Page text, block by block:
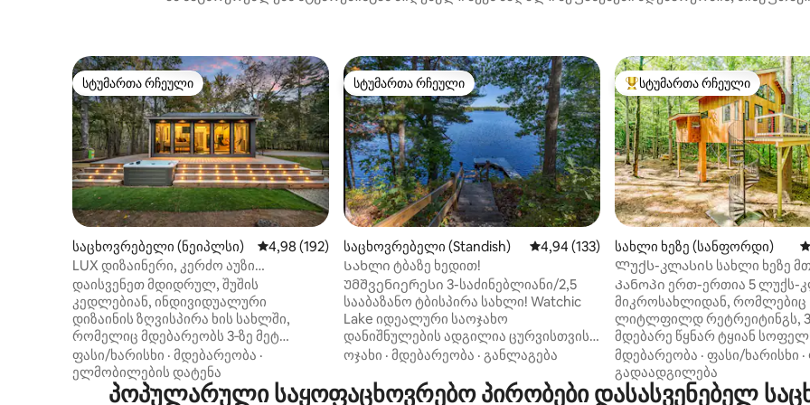
სტუმართა რჩეული
სტუმართა რჩეული
საცხოვრებელი (ნეიპლსი) საშუალო შეფასებაა 5‑დან 4,98, 192 მიმოხილვა
4,98 (192)
LUX დიზაინერი, კერძო აუზი
ჰიდრომასაჟით სანაპიროზე —
განმარტოებული
დაისვენეთ მდიდრულ, შუშის
კედლებიან, ინდივიდუალური
დიზაინის ზღვისპირა ხის სახლში,
რომელიც მდებარეობს 3‑ზე მეტ
ჰექტარზე, კრუკედ‑რივერის გასწვრივ,
ნეიპლსში, მენში. მდებარეობა
მდინარის გარშემო ირგვლივ გარს
ფასი/ხარისხი · მდებარეობა ·
ელმობილების დატენა
სტუმართა რჩეული
სტუმართა რჩეული
საცხოვრებელი (Standish) საშუალო შეფასებაა 5‑დან 4,94, 133
4,94 (133)
Სახლი ტბაზე ხედით!
Უმშვენიერესი 3-საძინებლიანი/2,5
სააბაზანო ტბისპირა სახლი! Watchic
Lake იდეალური საოჯახო
დანიშნულების ადგილია ცურვისთვის,
ნაოსნობისთვის და თევზაობისთვის.
მოგზაურობისთვის პორტლენდში,
ოჯახი · მდებარეობა · განლაგება
სტუმართა რჩეული მოწინავე
სტუმართა რჩეული
სახლი ხეზე (სანფორდი)
Ლუქს-კლასის სახლი ხეზე
წლის განმავლობაში ცალკე
ჰიდრომასაჟიანი აუზით
Კანოპი ერთ-ერთია 5 ლუქს-
მიკროსახლიდან, რომლებიც
ლიტლფილდ რეტრეიტინგს, 3
მდებარე წყნარ ტყიან
ჰობიტურ სახლს ქმნის –
მათგანი თავისი პირადი
ჰიდრომასაჟიანი აუზითა და
მდებარეობა · ფასი/ხარისხი ·
გადაადგილება
პოპულარული საყოფაცხოვრებო პირობები დასასვენებელ